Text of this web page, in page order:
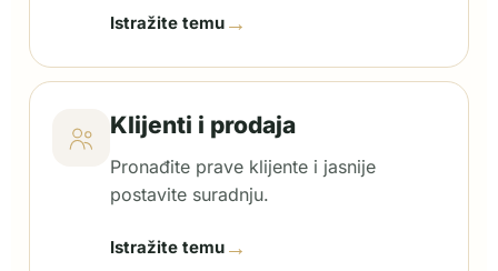
Istražite temu →
Klijenti i prodaja
Pronađite prave klijente i jasnije
postavite suradnju.
Istražite temu →